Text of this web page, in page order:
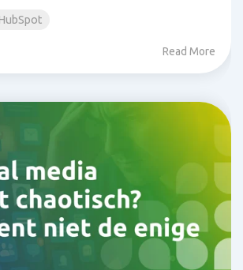
Read More